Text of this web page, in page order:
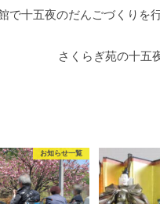
で十五夜のだんごづくりを
さくらぎ苑の十五
お知らせ一覧